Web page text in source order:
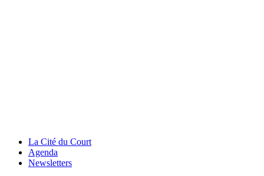
La Cité du Court
Agenda
Newsletters